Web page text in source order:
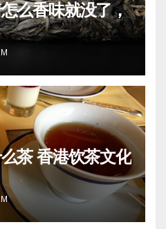
么香味就没了，
茶 香港饮茶文化